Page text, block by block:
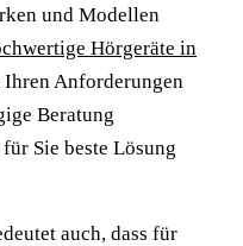
und Modellen
Hörgeräte in
Anforderungen
Beratung
Sie beste Lösung
auch, dass für